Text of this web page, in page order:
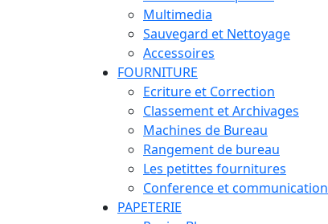
Multimedia
Sauvegard et Nettoyage
Accessoires
FOURNITURE
Ecriture et Correction
Classement et Archivages
Machines de Bureau
Rangement de bureau
Les petittes fournitures
Conference et communication
PAPETERIE